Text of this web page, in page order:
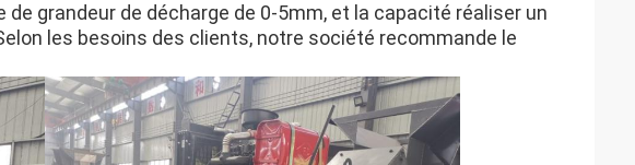
grandeur de décharge de 0-5mm, et la capacité réaliser un
les besoins des clients, notre société recommande le